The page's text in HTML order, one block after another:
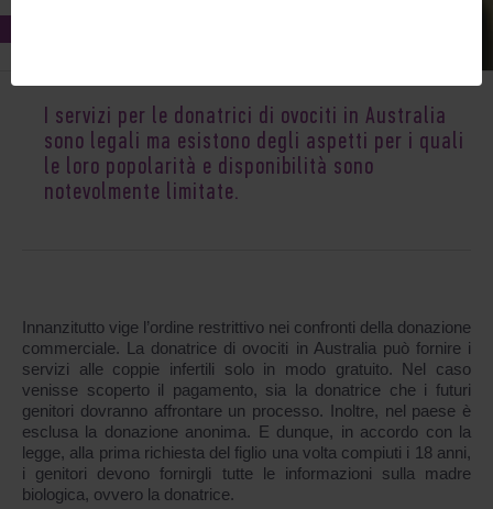
I servizi per le donatrici di ovociti in Australia
sono legali ma esistono degli aspetti per i quali
le loro popolarità e disponibilità sono
notevolmente limitate.
Innanzitutto vige l’ordine restrittivo nei confronti della donazione
commerciale. La donatrice di ovociti in Australia può fornire i
servizi alle coppie infertili solo in modo gratuito. Nel caso
venisse scoperto il pagamento, sia la donatrice che i futuri
genitori dovranno affrontare un processo. Inoltre, nel paese è
esclusa la donazione anonima. E dunque, in accordo con la
legge, alla prima richiesta del figlio una volta compiuti i 18 anni,
i genitori devono fornirgli tutte le informazioni sulla madre
biologica, ovvero la donatrice.